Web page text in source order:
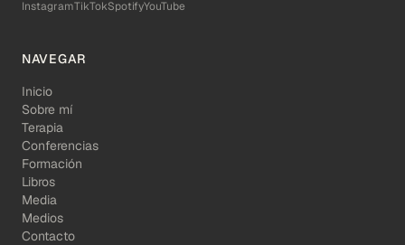
InstagramTikTokSpotifyYouTube
NAVEGAR
Inicio
Sobre mí
Terapia
Conferencias
Formación
Libros
Media
Medios
Contacto